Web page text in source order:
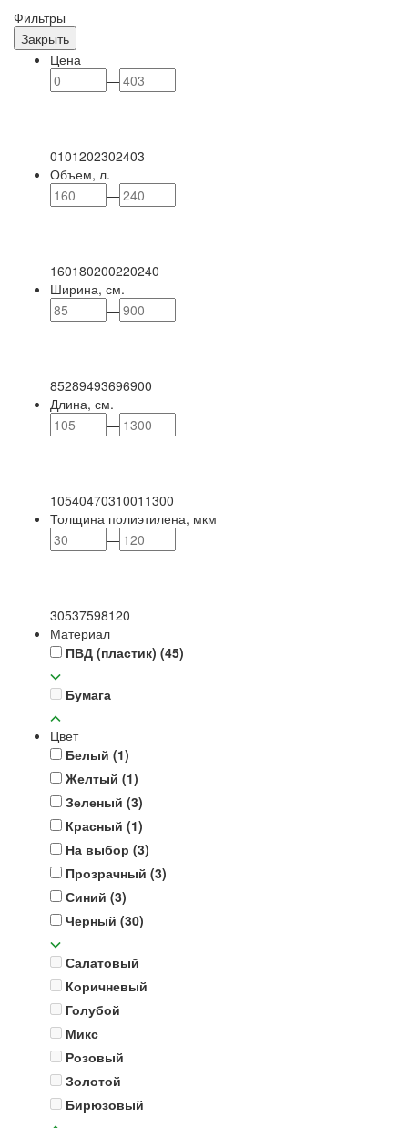
Фильтры
Закрыть
Цена
—
0101202302403
Объем, л.
—
160180200220240
Ширина, см.
—
85289493696900
Длина, см.
—
1054047031001 1300
Толщина полиэтилена, мкм
—
30537598120
Материал
ПВД (пластик) (45)
Бумага
Цвет
Белый (1)
Желтый (1)
Зеленый (3)
Красный (1)
На выбор (3)
Прозрачный (3)
Синий (3)
Черный (30)
Салатовый
Коричневый
Голубой
Микс
Розовый
Золотой
Бирюзовый